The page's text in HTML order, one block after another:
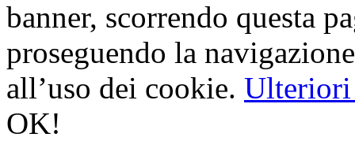
banner, scorrendo questa
proseguendo la
all’uso dei cookie.
OK!